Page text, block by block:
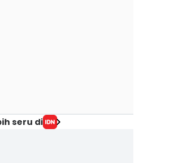
seru di